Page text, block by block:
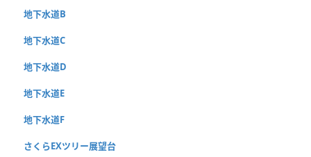
地下水道B
地下水道C
地下水道D
地下水道E
地下水道F
さくらEXツリー展望台